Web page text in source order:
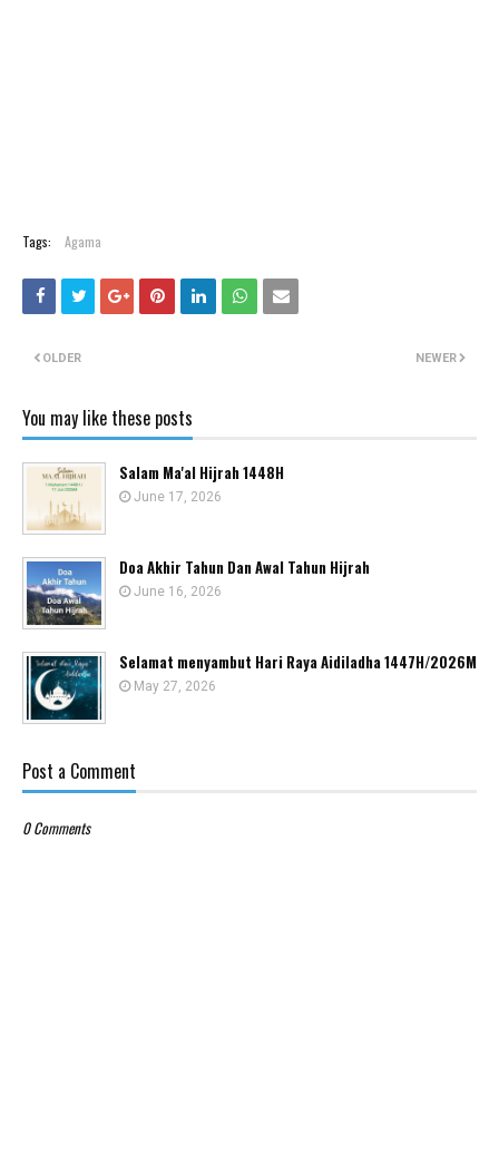
Tags: Agama
NEWER
OLDER
You may like these posts
Salam Ma'al Hijrah 1448H
June 17, 2026
Doa Akhir Tahun Dan Awal Tahun Hijrah
June 16, 2026
Selamat menyambut Hari Raya Aidiladha 1447H/2026M
May 27, 2026
Post a Comment
0 Comments